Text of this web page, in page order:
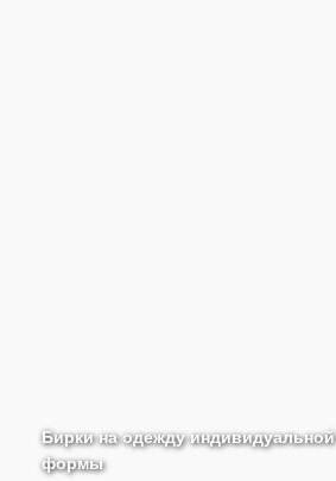
Бирки на одежду индивидуальной
формы